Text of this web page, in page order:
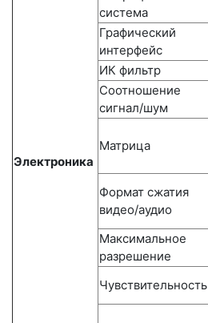
Электроника
система
Графический
интерфейс
ИК фильтр
Соотношение
сигнал/шум
Матрица
Формат сжатия
видео/аудио
Максимальное
разрешение
Чувствительность